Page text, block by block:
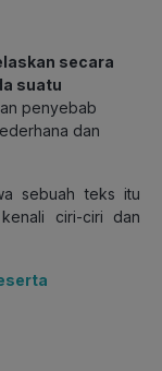
secara
suatu
penyebab
dan
sebuah teks itu
kenali ciri-ciri dan